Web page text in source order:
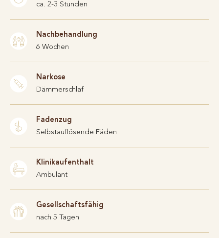
ca. 2-3 Stunden
Nachbehandlung
6 Wochen
Narkose
Dämmerschlaf
Fadenzug
Selbstauflösende Fäden
Klinikaufenthalt
Ambulant
Gesellschaftsfähig
nach 5 Tagen